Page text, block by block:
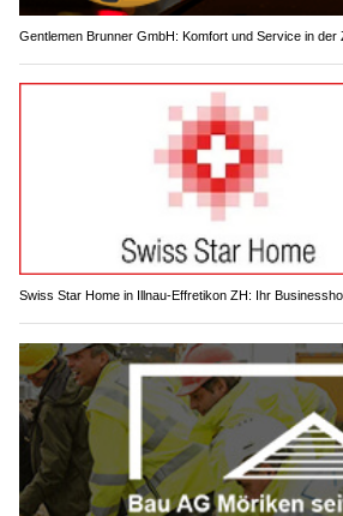
Gentlemen Brunner GmbH: Komfort und Service in der
Swiss Star Home in Illnau-Effretikon ZH: Ihr